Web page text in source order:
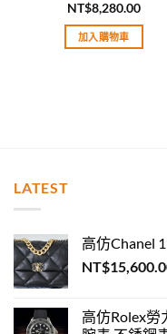
評分5.00
滿分 5
NT$8,280.00
加入購物車
LATEST
高仿Chanel
NT$
高仿Rolex勞